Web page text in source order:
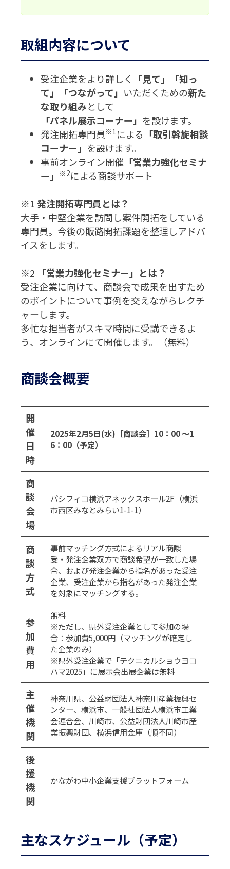
取組内容について
受注企業をより詳しく
「見て」「知っ
て」「つながって」 いただくための新た
な取り組みとして
「パネル展示コーナー」 を設けます。
発注開拓専門員 ※1 による 「取引斡旋相談
コーナー」 を設けます。
事前オンライン開催 「営業力強化セミナ
ー」
※2による商談サポート
※1 発注開拓専門員とは？
大手・中堅企業を訪問し案件開拓をしている
専門員。今後の販路開拓課題を整理しアドバ
イスをします。
※2
「営業力強化セミナー」とは？
受注企業に向けて、商談会で成果を出すため
のポイントについて事例を交えながらレクチ
ャーします。
多忙な担当者がスキマ時間に受講できるよ
う、オンラインにて開催します。（無料）
商談会概要
開
催
日
時
2025年2月5日(水)［商談会］10：00 ～1
6：00（予定）
商
談
会
場
パシフィコ横浜アネックスホール2F（横浜
市西区みなとみらい1-1-1）
商
談
方
式
事前マッチング方式によるリアル商談
受・発注企業双方で商談希望が一致した場
合、および発注企業から指名があった受注
企業、受注企業から指名があった発注企業
を対象にマッチングする。
参
加
費
用
無料
※ただし、県外受注企業として参加の場
合：参加費5,000円（マッチングが確定し
た企業のみ）
※県外受注企業で「テクニカルショウヨコ
ハマ2025」に展示会出展企業は無料
主
催
機
関
神奈川県、公益財団法人神奈川産業振興セ
ンター、横浜市、一般社団法人横浜市工業
会連合会、川崎市、公益財団法人川崎市産
業振興財団、横浜信用金庫（順不同）
後
援
機
関
かながわ中小企業支援プラットフォーム
主なスケジュール（予定）